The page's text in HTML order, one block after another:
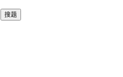
搜题